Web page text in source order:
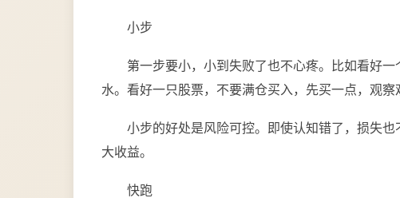
小步
第一步要小，小到失败了也不心疼。比如看好
水。看好一只股票，不要满仓买入，先买一点，观察
小步的好处是风险可控。即使认知错了，损失
大收益。
快跑